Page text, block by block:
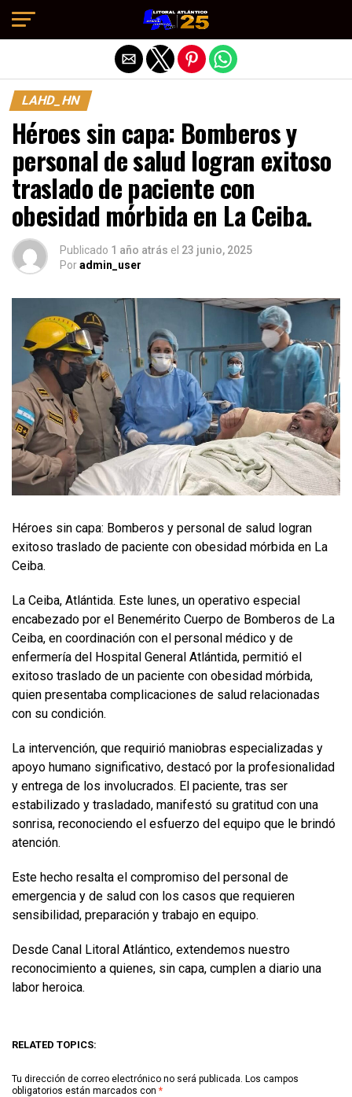
LAHD_HN
Héroes sin capa: Bomberos y
personal de salud logran exitoso
traslado de paciente con
obesidad mórbida en La Ceiba.
Publicado 1 año atrás el 23 junio, 2025
Poradmin_user
Héroes sin capa: Bomberos y personal de salud logran
exitoso traslado de paciente con obesidad mórbida en La
Ceiba.
La Ceiba, Atlántida. Este lunes, un operativo especial
encabezado por el Benemérito Cuerpo de Bomberos de La
Ceiba, en coordinación con el personal médico y de
enfermería del Hospital General Atlántida, permitió el
exitoso traslado de un paciente con obesidad mórbida,
quien presentaba complicaciones de salud relacionadas
con su condición.
La intervención, que requirió maniobras especializadas y
apoyo humano significativo, destacó por la profesionalidad
y entrega de los involucrados. El paciente, tras ser
estabilizado y trasladado, manifestó su gratitud con una
sonrisa, reconociendo el esfuerzo del equipo que le brindó
atención.
Este hecho resalta el compromiso del personal de
emergencia y de salud con los casos que requieren
sensibilidad, preparación y trabajo en equipo.
Desde Canal Litoral Atlántico, extendemos nuestro
reconocimiento a quienes, sin capa, cumplen a diario una
labor heroica.
RELATED TOPICS:
Tu dirección de correo electrónico no será publicada. Los campos
obligatorios están marcados con *
Salir de la versión móvil